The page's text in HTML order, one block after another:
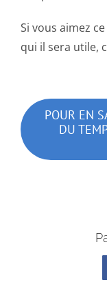
Si vous aimez
qui il sera utile,
POUR EN
DU